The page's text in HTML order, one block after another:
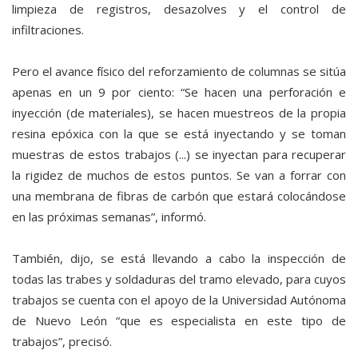
limpieza de registros, desazolves y el control de
infiltraciones.
Pero el avance físico del reforzamiento de columnas se sitúa
apenas en un 9 por ciento: “Se hacen una perforación e
inyección (de materiales), se hacen muestreos de la propia
resina epóxica con la que se está inyectando y se toman
muestras de estos trabajos (...) se inyectan para recuperar
la rigidez de muchos de estos puntos. Se van a forrar con
una membrana de fibras de carbón que estará colocándose
en las próximas semanas”, informó.
También, dijo, se está llevando a cabo la inspección de
todas las trabes y soldaduras del tramo elevado, para cuyos
trabajos se cuenta con el apoyo de la Universidad Autónoma
de Nuevo León “que es especialista en este tipo de
trabajos”, precisó.